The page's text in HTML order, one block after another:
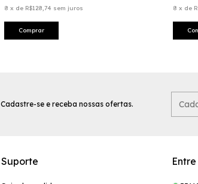
8 x de R$128,74 sem juros
Comprar
8 x de
Cadastre-se e receba nossas ofertas.
Suporte